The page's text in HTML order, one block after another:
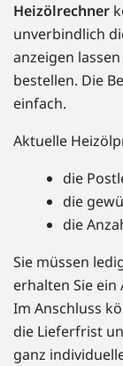
Heizölrechner
unverbindlich
anzeigen
bestellen. Die
einfach.
Aktuelle
die
die
die
Sie müssen
erhalten Sie
Im Anschluss
die Lieferfrist
ganz